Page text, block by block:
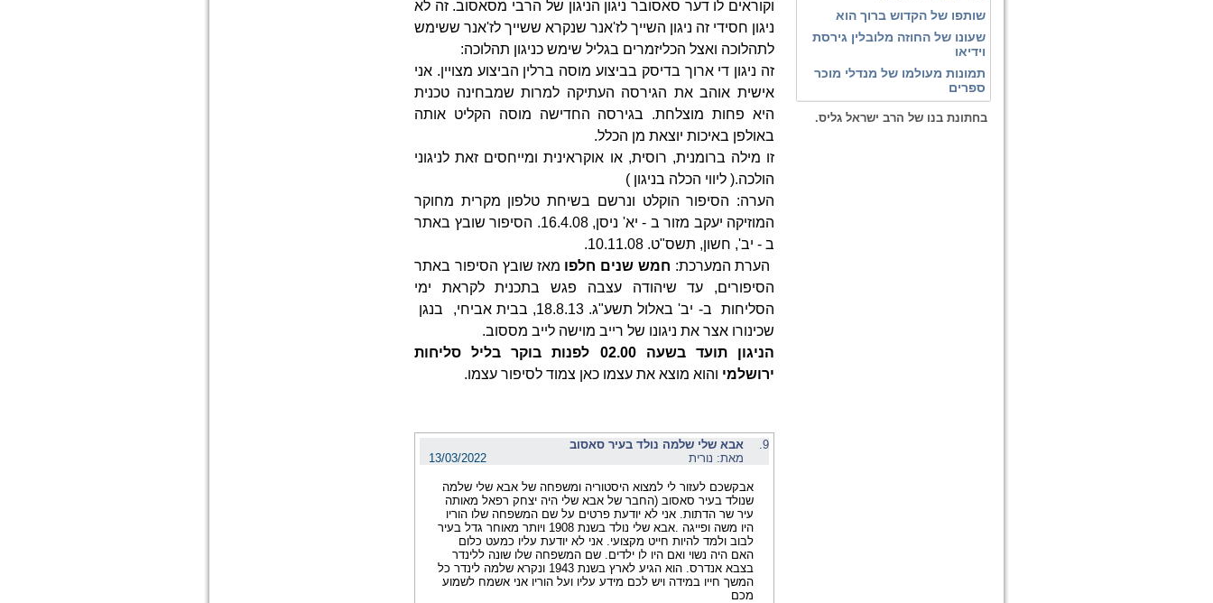
שותפו של הקדוש ברוך הוא
שעונו של החוזה מלובלין גירסת
וידיאו
תמונות מעולמו של מנדלי מוכר
ספרים
בחתונת בנו של הרב ישראל גליס.
וקוראים לו דער סאסובר ניגון הניגון של הרבי מסאסוב. זה לא
ניגון חסידי זה ניגון השייך לז'אנר שנקרא ששייך לז'אנר ששימש
לתהלוכה ואצל הכליזמרים בגליל שימש כניגון תהלוכה:
זה ניגון די ארוך בדיסק בביצוע מוסה ברלין הביצוע מצויין. אני
אישית אוהב את הגירסה העתיקה למרות שמבחינה טכנית
היא פחות מוצלחת. בגירסה החדישה מוסה הקליט אותה
באולפן באיכות יוצאת מן הכלל.
זו מילה ברומנית, רוסית, או אוקראינית ומייחסים זאת לניגוני
הולכה.( ליווי הכלה בניגון )
הערה: הסיפור הוקלט ונרשם בשיחת טלפון מקרית מחוקר
המוזיקה יעקב מזור ב - יא' ניסן, 16.4.08. הסיפור שובץ באתר
ב - יב', חשון, תשס"ט. 10.11.08.
הערת המערכת: חמש שנים חלפו מאז שובץ הסיפור באתר
הסיפורים, עד שיהודה עצבה פגש בתכנית לקראת ימי
הסליחות ב- יב' באלול תשע"ג. 18.8.13, בבית אביחי, בנגן
שכינורו אצר את ניגונו של רייב מוישה לייב מססוב.
הניגון תועד בשעה 02.00 לפנות בוקר בליל סליחות
ירושלמי והוא מוצא את עצמו כאן צמוד לסיפור עצמו.
9.
אבא שלי שלמה נולד בעיר סאסוב
מאת: נורית
13/03/2022
אבקשכם לעזור לי למצוא היסטוריה ומשפחה של אבא שלי שלמה
שנולד בעיר סאסוב (החבר של אבא שלי היה יצחק רפאל מאותה
עיר שר הדתות. אני לא יודעת פרטים על שם המשפחה שלו הוריו
היו משה ופייגה .אבא שלי נולד בשנת 1908 ויותר מאוחר גדל בעיר
לבוב ולמד להיות חייט מקצועי. אני לא יודעת עליו כמעט כלום
האם היה נשוי ואם היו לו ילדים. שם המשפחה שלו שונה ללינדר
בצבא אנדרס. הוא הגיע לארץ בשנת 1943 ונקרא שלמה לינדר כל
המשך חייו במידה ויש לכם מידע עליו ועל הוריו אני אשמח לשמוע
מכם